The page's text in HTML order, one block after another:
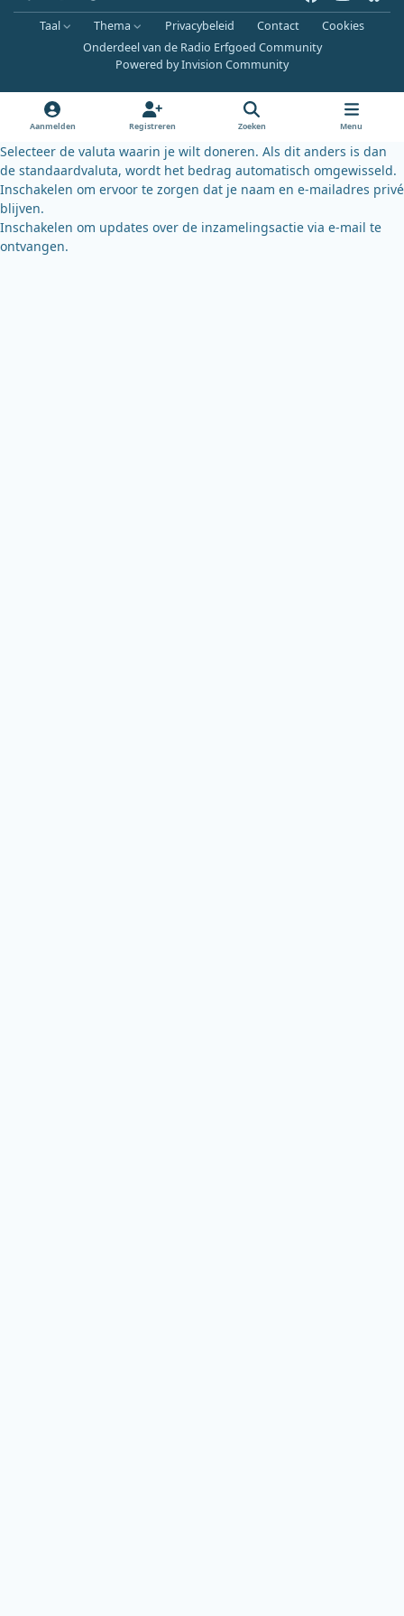
a
c
e
o
o
u
b
l
u
k
y
Taal Thema Privacybeleid Contact
Cookies
Onderdeel van de Radio Erfgoed Community
Powered byInvision Community
Aanmelden Registreren Zoeken Menu
Selecteer de valuta waarin je wilt doneren. Als dit anders is dan
de standaardvaluta, wordt het bedrag automatisch omgewisseld.
Inschakelen om ervoor te zorgen dat je naam en e-mailadres privé
blijven.
Inschakelen om updates over de inzamelingsactie via e-mail te
ontvangen.